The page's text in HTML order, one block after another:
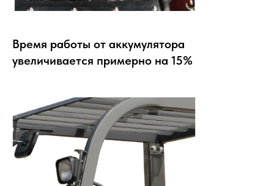
Время работы от аккумулятора
увеличивается примерно на 15%